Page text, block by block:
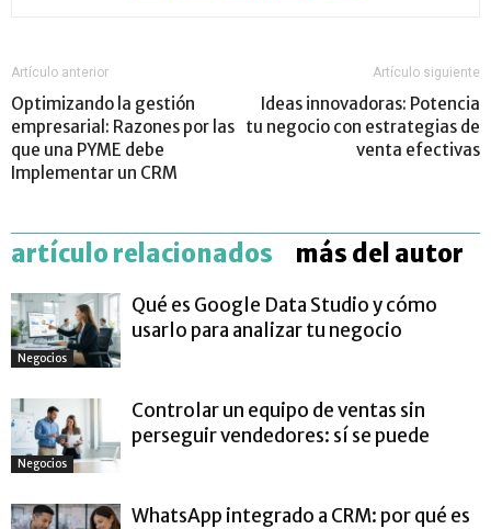
Artículo anterior
Optimizando la gestión
empresarial: Razones por las
que una PYME debe
Implementar un CRM
Artículo siguiente
Ideas innovadoras: Potencia
tu negocio con estrategias de
venta efectivas
artículo relacionados más del autor
Negocios
Qué es Google Data Studio y cómo
usarlo para analizar tu negocio
Negocios
Controlar un equipo de ventas sin
perseguir vendedores: sí se puede
WhatsApp integrado a CRM: por qué es